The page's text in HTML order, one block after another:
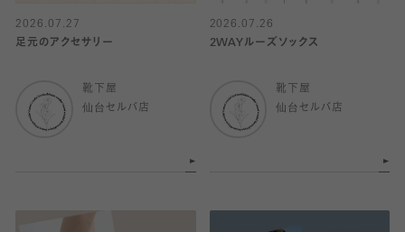
2026.07.27
足元のアクセサリー
靴下屋
仙台セルバ店
2026.07.26
2WAYルーズソックス
靴下屋
仙台セルバ店